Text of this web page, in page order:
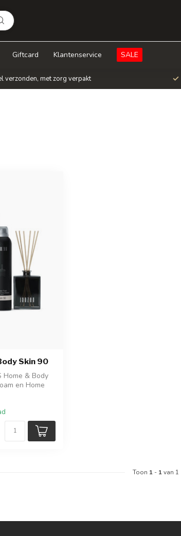
Giftcard Klantenservice SALE
verzonden, met zorg verpakt
Skin 90
Home & Body
en Home
Toon 1 - 1van 1